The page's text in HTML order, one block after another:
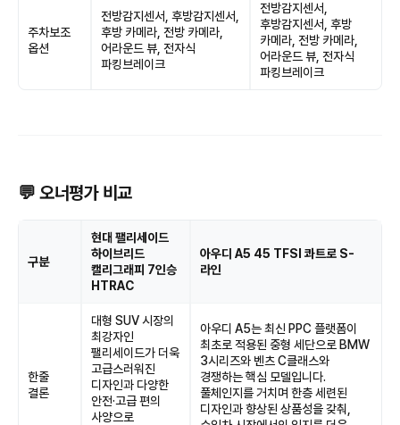
주차보조
옵션
전방감지센서, 후방감지센서,
후방 카메라, 전방 카메라,
어라운드 뷰, 전자식
파킹브레이크
전방감지센서,
후방감지센서, 후방
카메라, 전방 카메라,
어라운드 뷰, 전자식
파킹브레이크
💬 오너평가 비교
구분
현대 팰리세이드
하이브리드
캘리그래피 7인승
HTRAC
아우디 A5 45 TFSI 콰트로 S-
라인
한줄
결론
대형 SUV 시장의
최강자인
팰리세이드가 더욱
고급스러워진
디자인과 다양한
안전·고급 편의
사양으로
아우디 A5는 최신 PPC 플랫폼이
최초로 적용된 중형 세단으로 BMW
3시리즈와 벤츠 C클래스와
경쟁하는 핵심 모델입니다.
풀체인지를 거치며 한층 세련된
디자인과 향상된 상품성을 갖춰,